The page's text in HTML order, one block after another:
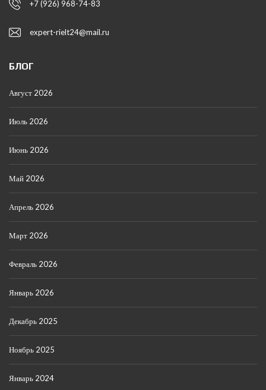
+7 (926) 968-74-83
expert-rielt24@mail.ru
БЛОГ
Август 2026
Июль 2026
Июнь 2026
Май 2026
Апрель 2026
Март 2026
Февраль 2026
Январь 2026
Декабрь 2025
Ноябрь 2025
Январь 2024